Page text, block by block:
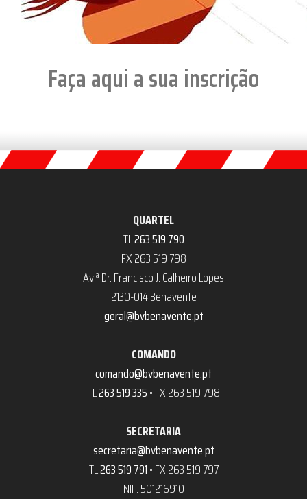
Faça aqui a sua inscrição
QUARTEL
TL263 519 790
FX 263 519 798
Av.ª Dr. Francisco J. Calheiro Lopes
2130-014 Benavente
geral@bvbenavente.pt
COMANDO
comando@bvbenavente.pt
TL263 519 335• FX 263 519 798
SECRETARIA
secretaria@bvbenavente.pt
TL263 519 791• FX 263 519 797
NIF: 501216910